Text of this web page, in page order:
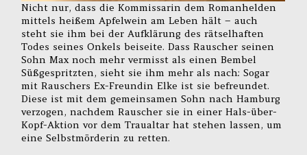
Nicht nur, dass die Kommissarin dem Romanhelden
mittels heißem Apfelwein am Leben hält – auch
steht sie ihm bei der Aufklärung des rätselhaften
Todes seines Onkels beiseite. Dass Rauscher seinen
Sohn Max noch mehr vermisst als einen Bembel
Süßgespritzten, sieht sie ihm mehr als nach: Sogar
mit Rauschers Ex-Freundin Elke ist sie befreundet.
Diese ist mit dem gemeinsamen Sohn nach Hamburg
verzogen, nachdem Rauscher sie in einer Hals-über-
Kopf-Aktion vor dem Traualtar hat stehen lassen, um
eine Selbstmörderin zu retten.